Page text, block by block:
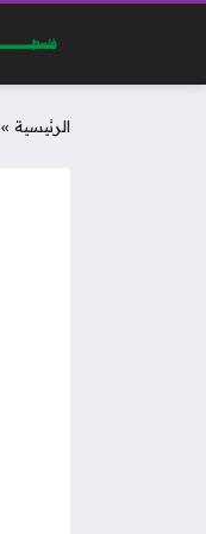
الرئيسية »